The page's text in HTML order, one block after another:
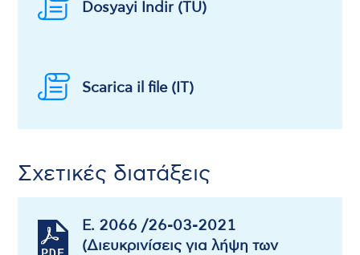
Dosyayi Indir (TU)
Scarica il file (ΙΤ)
Σχετικές διατάξεις
Ε. 2066 /26-03-2021
(Διευκρινίσεις για λήψη των